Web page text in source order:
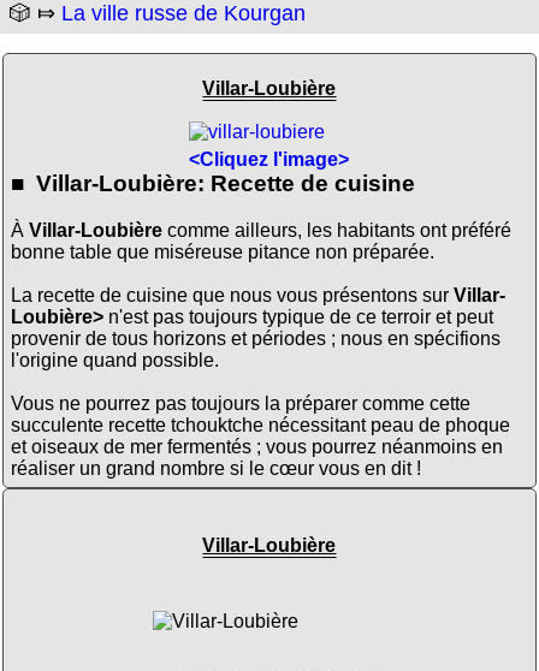
🎲 ⤇ La ville russe de Kourgan
Villar-Loubière
<Cliquez l'image>
■ Villar-Loubière: Recette de cuisine
À Villar-Loubièrecomme ailleurs, les habitants ont préféré
bonne table que miséreuse pitance non préparée.
La recette de cuisine que nous vous présentons sur Villar-
Loubière>n'est pas toujours typique de ce terroir et peut
provenir de tous horizons et périodes ; nous en spécifions
l'origine quand possible.
Vous ne pourrez pas toujours la préparer comme cette
succulente recette tchouktche nécessitant peau de phoque
et oiseaux de mer fermentés ; vous pourrez néanmoins en
réaliser un grand nombre si le cœur vous en dit !
Villar-Loubière